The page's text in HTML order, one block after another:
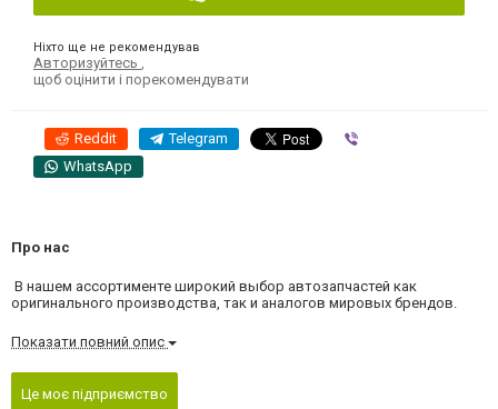
Ніхто ще не рекомендував
Авторизуйтесь
щоб оцінити і порекомендувати
Reddit Telegram
WhatsApp
Про нас
В нашем ассортименте широкий выбор автозапчастей как
оригинального производства, так и аналогов мировых брендов.
Показати повний опис
Це моє підприємство